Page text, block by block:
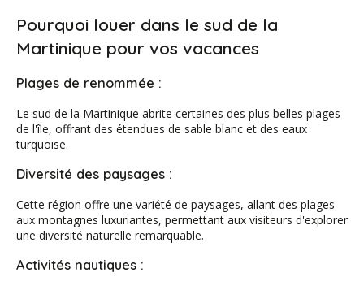
Pourquoi louer dans le sud de la
Martinique pour vos vacances
Plages de renommée :
Le sud de la Martinique abrite certaines des plus belles plages
de l'île, offrant des étendues de sable blanc et des eaux
turquoise.
Diversité des paysages :
Cette région offre une variété de paysages, allant des plages
aux montagnes luxuriantes, permettant aux visiteurs d'explorer
une diversité naturelle remarquable.
Activités nautiques :